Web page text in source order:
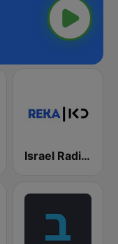
Israel Radio International